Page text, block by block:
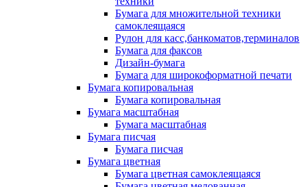
Бумага для множительной техники
самоклеящаяся
Рулон для касс,банкоматов,терминалов
Бумага для факсов
Дизайн-бумага
Бумага для широкоформатной печати
Бумага копировальная
Бумага копировальная
Бумага масштабная
Бумага масштабная
Бумага писчая
Бумага писчая
Бумага цветная
Бумага цветная самоклеящаяся